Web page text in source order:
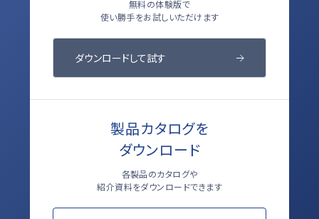
無料の体験版で
使い勝手をお試しいただけます
ダウンロードして試す
製品カタログを
ダウンロード
各製品のカタログや
紹介資料をダウンロードできます